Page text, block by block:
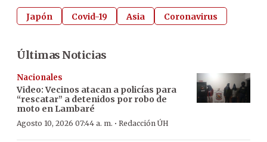
Japón Covid-19 Asia Coronavirus
Últimas Noticias
Nacionales
Video: Vecinos atacan a policías para
“rescatar” a detenidos por robo de
moto en Lambaré
Agosto 10, 2026 07:44 a. m. · Redacción ÚH